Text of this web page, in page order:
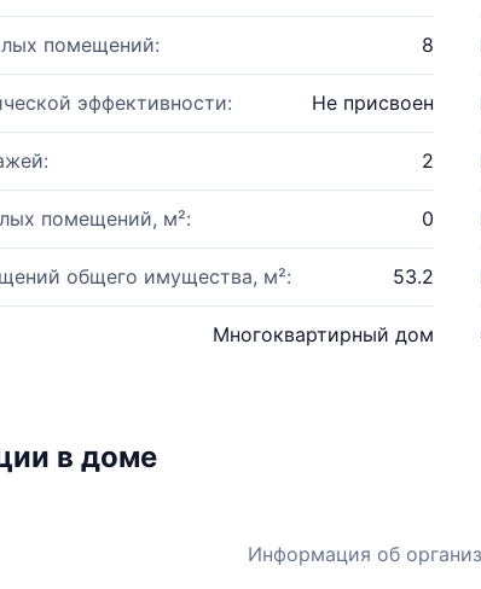
помещений: 8
эффективности: Не присвоен
2
помещений, м²: 0
общего имущества, м²: 53.2
Многоквартирный дом
в доме
Информация об